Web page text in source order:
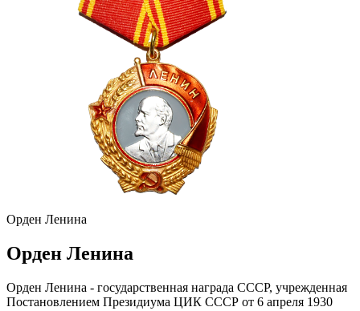
Орден Ленина
Орден Ленина
Орден Ленина - государственная награда СССР, учрежденная
Постановлением Президиума ЦИК СССР от 6 апреля 1930